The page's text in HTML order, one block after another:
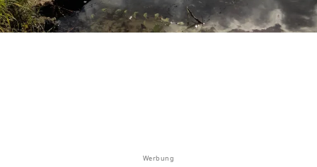
Werbung